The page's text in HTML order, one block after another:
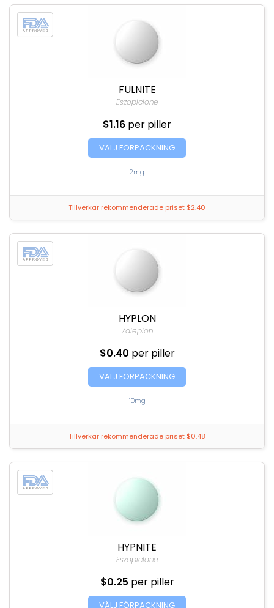
FULNITE
Eszopiclone
$1.16 per piller
VÄLJ FÖRPACKNING
2mg
Tillverkar rekommenderade priset $2.40
HYPLON
Zaleplon
$0.40 per piller
VÄLJ FÖRPACKNING
10mg
Tillverkar rekommenderade priset $0.48
HYPNITE
Eszopiclone
$0.25 per piller
VÄLJ FÖRPACKNING